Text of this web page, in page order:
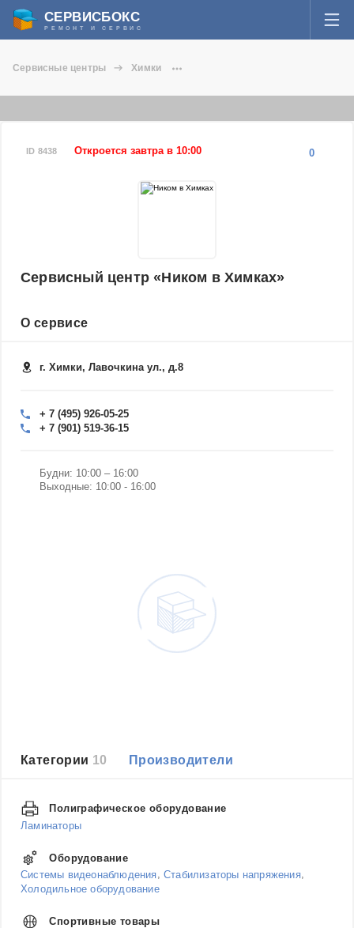
СЕРВИСБОКС
РЕМОНТ И СЕРВИС
Я забыл пароль
СЕРВИСЫ И МАСТЕРА
Сервисные центры
Химки
ID 8438 Откроется завтра в 10:00 0
Сервисный центр «Ником в Химках»
О сервисе
г. Химки, Лавочкина ул., д.8
+ 7 (495) 926-05-25
+ 7 (901) 519-36-15
Будни: 10:00 – 16:00
Выходные: 10:00 - 16:00
Категории 10 Производители
Полиграфическое оборудование
Ламинаторы
Оборудование
Системы видеонаблюдения,Стабилизаторы напряжения,
Холодильное оборудование
Спортивные товары